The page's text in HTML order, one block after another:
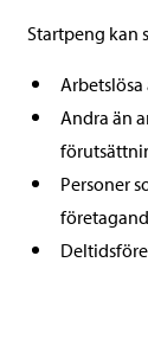
Startpeng kan
Andra än
Personer